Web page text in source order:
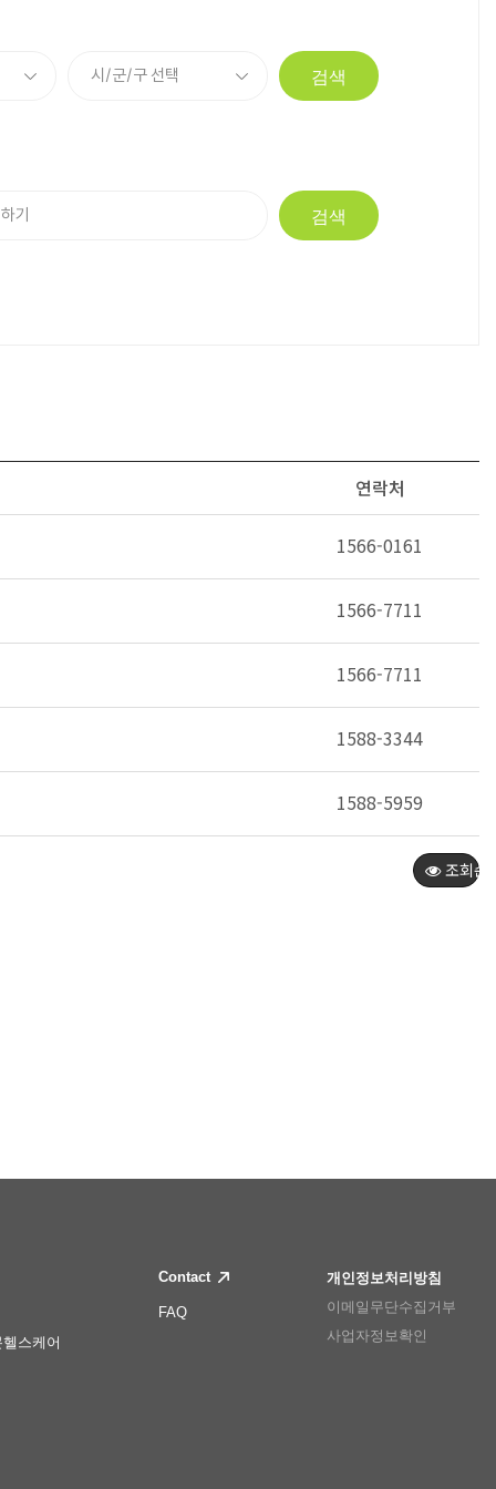
검색
검색
연락처
1566-0161
1566-7711
1566-7711
1588-3344
1588-5959
조회순
스케어
Contact
FAQ
개인정보처리방침
이메일무단수집거부
사업자정보확인